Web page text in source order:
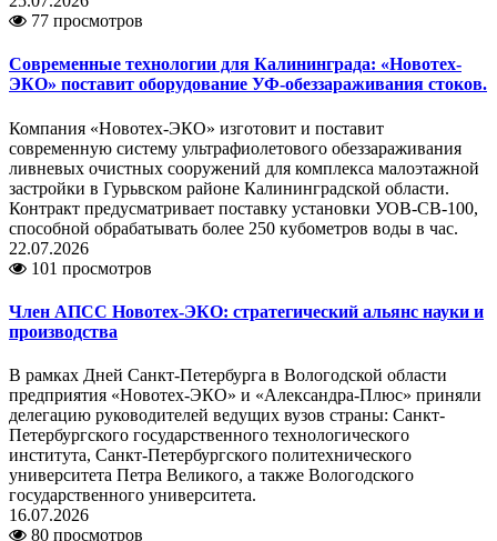
77 просмотров
Современные технологии для Калининграда: «Новотех-
ЭКО» поставит оборудование УФ-обеззараживания стоков.
Компания «Новотех-ЭКО» изготовит и поставит
современную систему ультрафиолетового обеззараживания
ливневых очистных сооружений для комплекса малоэтажной
застройки в Гурьвском районе Калининградской области.
Контракт предусматривает поставку установки УОВ-СВ-100,
способной обрабатывать более 250 кубометров воды в час.
22.07.2026
101 просмотров
Член АПСС Новотех-ЭКО: стратегический альянс науки и
производства
В рамках Дней Санкт-Петербурга в Вологодской области
предприятия «Новотех-ЭКО» и «Александра-Плюс» приняли
делегацию руководителей ведущих вузов страны: Санкт-
Петербургского государственного технологического
института, Санкт-Петербургского политехнического
университета Петра Великого, а также Вологодского
государственного университета.
16.07.2026
80 просмотров